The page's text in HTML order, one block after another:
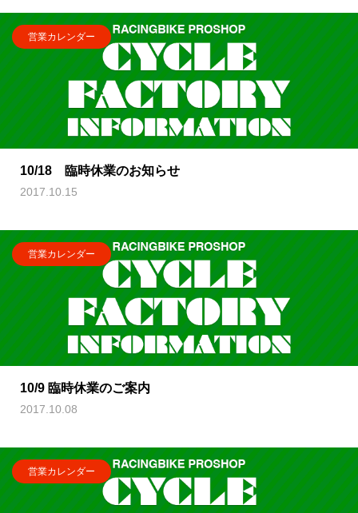
営業カレンダー
10/18 臨時休業のお知らせ
2017.10.15
営業カレンダー
10/9 臨時休業のご案内
2017.10.08
営業カレンダー